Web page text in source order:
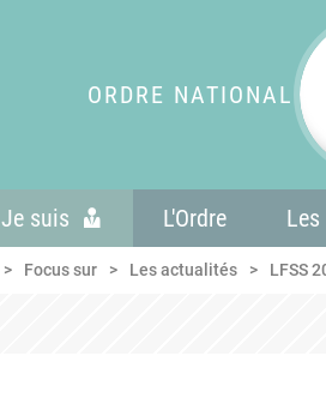
ORDRE NATIONAL
Je suis L'Ordre
Focus sur Les actualités LFSS